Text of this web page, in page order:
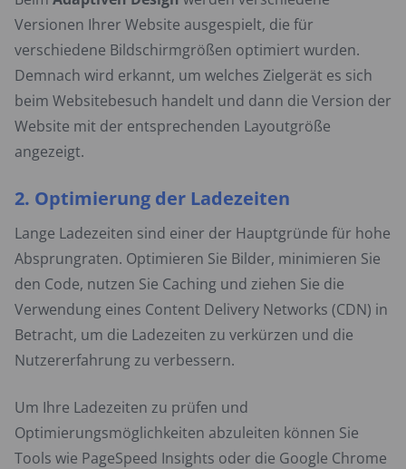
Versionen Ihrer Website ausgespielt, die für
verschiedene Bildschirmgrößen optimiert wurden.
Demnach wird erkannt, um welches Zielgerät es sich
beim Websitebesuch handelt und dann die Version der
Website mit der entsprechenden Layoutgröße
angezeigt.
2. Optimierung der Ladezeiten
Lange Ladezeiten sind einer der Hauptgründe für hohe
Absprungraten. Optimieren Sie Bilder, minimieren Sie
den Code, nutzen Sie Caching und ziehen Sie die
Verwendung eines Content Delivery Networks (CDN) in
Betracht, um die Ladezeiten zu verkürzen und die
Nutzererfahrung zu verbessern.
Um Ihre Ladezeiten zu prüfen und
Optimierungsmöglichkeiten abzuleiten können Sie
Tools wie PageSpeed Insights oder die Google Chrome